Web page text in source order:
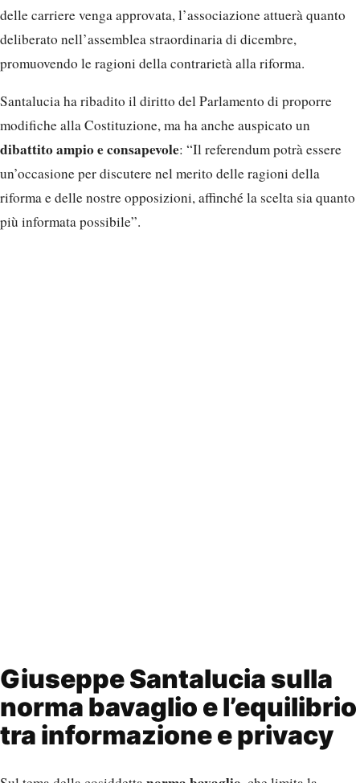
delle carriere venga approvata, l’associazione attuerà quanto
deliberato nell’assemblea straordinaria di dicembre,
promuovendo le ragioni della contrarietà alla riforma.
Santalucia ha ribadito il diritto del Parlamento di proporre
modifiche alla Costituzione, ma ha anche auspicato un
dibattito ampio e consapevole: “Il referendum potrà essere
un’occasione per discutere nel merito delle ragioni della
riforma e delle nostre opposizioni, affinché la scelta sia quanto
più informata possibile”.
Giuseppe Santalucia sulla
norma bavaglio e l’equilibrio
tra informazione e privacy